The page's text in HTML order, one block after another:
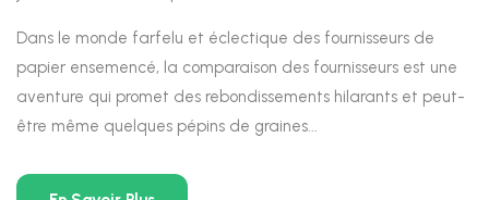
Dans le monde farfelu et éclectique des fournisseurs de
papier ensemencé, la comparaison des fournisseurs est une
aventure qui promet des rebondissements hilarants et peut-
être même quelques pépins de graines...